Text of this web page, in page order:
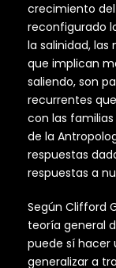
crecimiento
reconfigurado
la salinidad,
que implican
saliendo, son
recurrentes
con las
de la
respuestas
respuestas a
Según Clifford
teoría general
puede sí hacer
generalizar a